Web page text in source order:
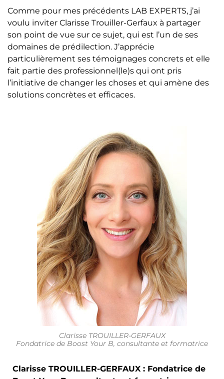
Comme pour mes précédents LAB EXPERTS, j’ai
voulu inviter Clarisse Trouiller-Gerfaux à partager
son point de vue sur ce sujet, qui est l’un de ses
domaines de prédilection. J’apprécie
particulièrement ses témoignages concrets et elle
fait partie des professionnel(le)s qui ont pris
l’initiative de changer les choses et qui amène des
solutions concrètes et efficaces.
Clarisse TROUILLER-GERFAUX
Fondatrice de Boost Your B, consultante et formatrice
Clarisse TROUILLER-GERFAUX : Fondatrice de